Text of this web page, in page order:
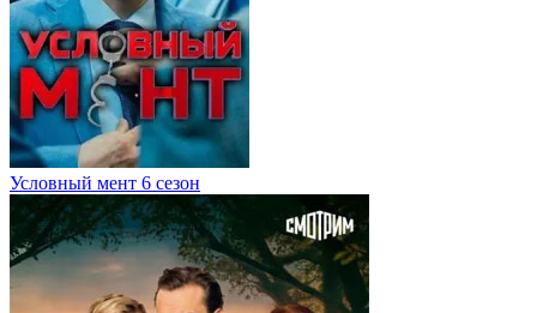
Условный мент 6 сезон